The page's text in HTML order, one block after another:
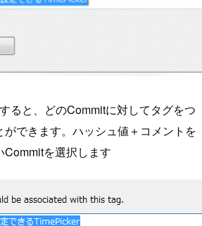
ると、どのCommitに対してタグをつ
できます。ハッシュ値＋コメントを
を選択します